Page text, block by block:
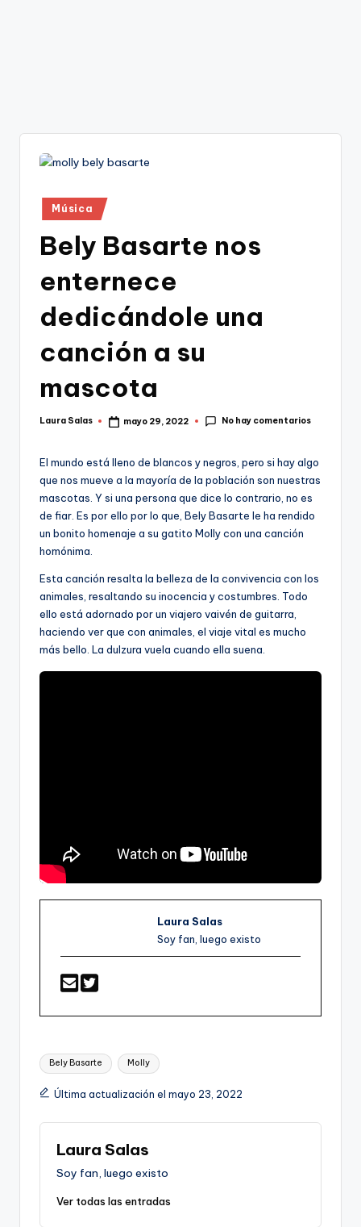
Publicado
en
Música
Bely Basarte nos
enternece
dedicándole una
canción a su
mascota
Publicado
Laura Salas mayo 29, 2022 No hay comentarios
El mundo está lleno de blancos y negros, pero si hay algo
que nos mueve a la mayoría de la población son nuestras
mascotas. Y si una persona que dice lo contrario, no es
de fiar. Es por ello por lo que, Bely Basarte le ha rendido
un bonito homenaje a su gatito Molly con una canción
homónima.
Esta canción resalta la belleza de la convivencia con los
animales, resaltando su inocencia y costumbres. Todo
ello está adornado por un viajero vaivén de guitarra,
haciendo ver que con animales, el viaje vital es mucho
más bello. La dulzura vuela cuando ella suena.
Laura Salas
Soy fan, luego existo
Etiquetas:
Bely Basarte Molly
Última actualización el mayo 23, 2022
Laura Salas
Soy fan, luego existo
Ver todas las entradas